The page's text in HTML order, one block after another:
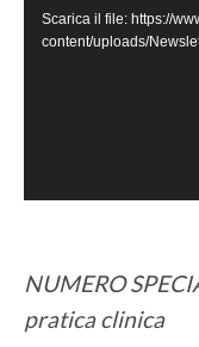
Scarica il file: https://
content/uploads/
NUMERO
pratica clinica